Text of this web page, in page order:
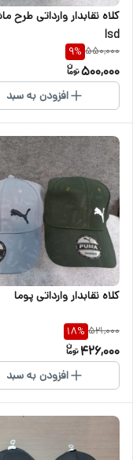
کلاه نقابدار وارداتی طرح
lsd
550,000
9%
500,000
افزودن به سبد
کلاه نقابدار وارداتی پوما
521,000
18%
426,000
افزودن به سبد